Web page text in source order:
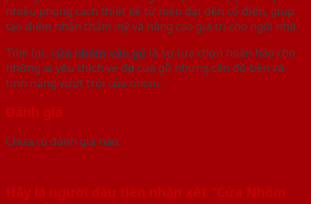
nhiều phong cách thiết kế từ hiện đại đến cổ điển, giúp
tạo điểm nhấn thẩm mỹ và nâng cao giá trị cho ngôi nhà.
Tóm lại, cửa nhôm vân gỗ là sự lựa chọn hoàn hảo cho
những ai yêu thích vẻ đẹp của gỗ nhưng cần độ bền và
tính năng vượt trội của nhôm.
Đánh giá
Chưa có đánh giá nào.
Hãy là người đầu tiên nhận xét “Cửa Nhôm